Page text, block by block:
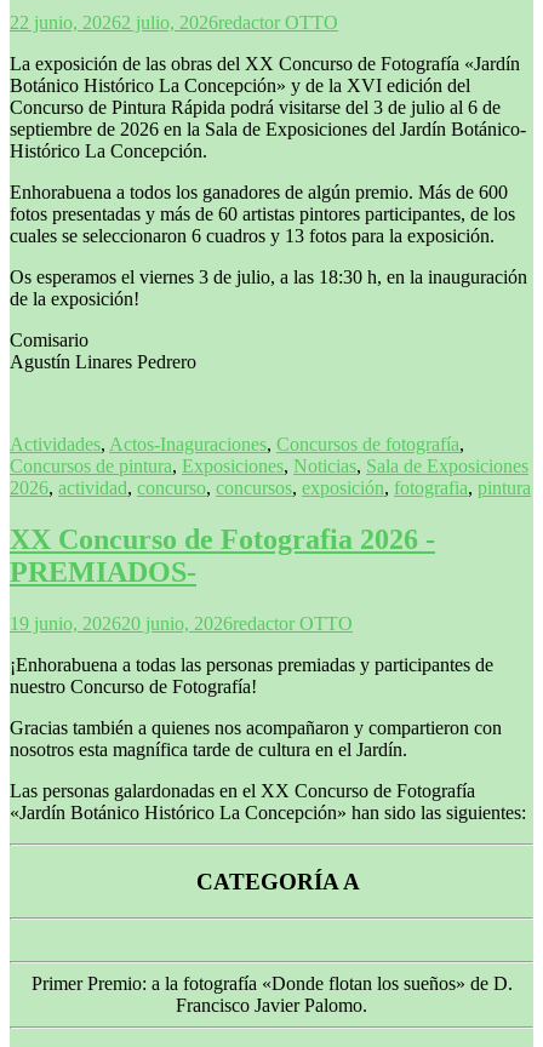
22 junio, 20262 julio, 2026redactor OTTO
La exposición de las obras del XX Concurso de Fotografía «Jardín
Botánico Histórico La Concepción» y de la XVI edición del
Concurso de Pintura Rápida podrá visitarse del 3 de julio al 6 de
septiembre de 2026 en la Sala de Exposiciones del Jardín Botánico-
Histórico La Concepción.
Enhorabuena a todos los ganadores de algún premio. Más de 600
fotos presentadas y más de 60 artistas pintores participantes, de los
cuales se seleccionaron 6 cuadros y 13 fotos para la exposición.
Os esperamos el viernes 3 de julio, a las 18:30 h, en la inauguración
de la exposición!
Comisario
Agustín Linares Pedrero
Actividades, Actos-Inaguraciones, Concursos de fotografía,
Concursos de pintura, Exposiciones, Noticias, Sala de Exposiciones
2026, actividad, concurso, concursos, exposición, fotografia, pintura
XX Concurso de Fotografia 2026 -
PREMIADOS-
19 junio, 202620 junio, 2026redactor OTTO
¡Enhorabuena a todas las personas premiadas y participantes de
nuestro Concurso de Fotografía!
Gracias también a quienes nos acompañaron y compartieron con
nosotros esta magnífica tarde de cultura en el Jardín.
Las personas galardonadas en el XX Concurso de Fotografía
«Jardín Botánico Histórico La Concepción» han sido las siguientes:
CATEGORÍA A
Primer Premio: a la fotografía «Donde flotan los sueños» de D.
Francisco Javier Palomo.